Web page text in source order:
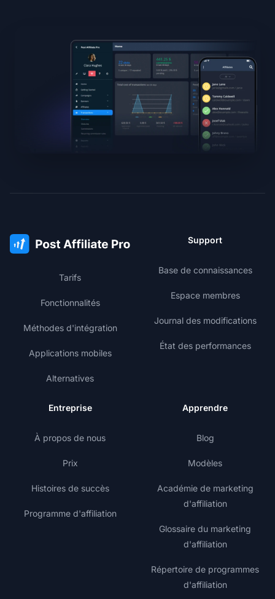
Tarifs
Fonctionnalités
Méthodes d'intégration
Applications mobiles
Alternatives
Support
Base de connaissances
Espace membres
Journal des modifications
État des performances
Entreprise
À propos de nous
Prix
Histoires de succès
Programme d'affiliation
Apprendre
Blog
Modèles
Académie de marketing
d'affiliation
Glossaire du marketing
d'affiliation
Répertoire de programmes
d'affiliation